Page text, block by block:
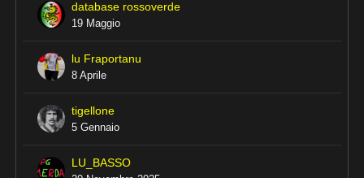
database rossoverde
19 Maggio
lu Fraportanu
8 Aprile
tigellone
5 Gennaio
LU_BASSO